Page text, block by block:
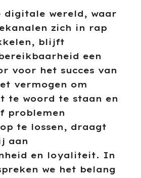
digitale wereld, waar
zich in rap
blijft
een
voor het succes van
vermogen om
te woord te staan en
problemen
te lossen, draagt
aan
en loyaliteit. In
we het belang